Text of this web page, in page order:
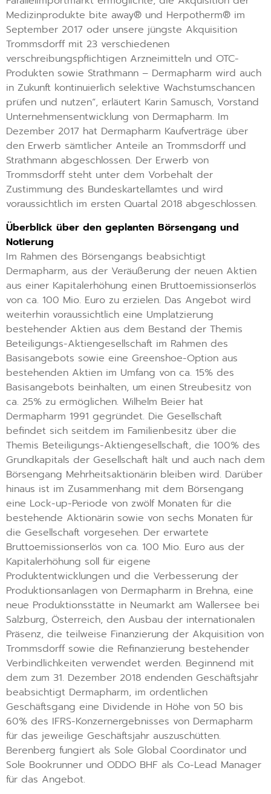
Medizinprodukte bite away® und Herpotherm® im
September 2017 oder unsere jüngste Akquisition
Trommsdorff mit 23 verschiedenen
verschreibungspflichtigen Arzneimitteln und OTC-
Produkten sowie Strathmann – Dermapharm wird auch
in Zukunft kontinuierlich selektive Wachstumschancen
prüfen und nutzen“, erläutert Karin Samusch, Vorstand
Unternehmensentwicklung von Dermapharm. Im
Dezember 2017 hat Dermapharm Kaufverträge über
den Erwerb sämtlicher Anteile an Trommsdorff und
Strathmann abgeschlossen. Der Erwerb von
Trommsdorff steht unter dem Vorbehalt der
Zustimmung des Bundeskartellamtes und wird
voraussichtlich im ersten Quartal 2018 abgeschlossen.
Überblick über den geplanten Börsengang und
Notierung
Im Rahmen des Börsengangs beabsichtigt
Dermapharm, aus der Veräußerung der neuen Aktien
aus einer Kapitalerhöhung einen Bruttoemissionserlös
von ca. 100 Mio. Euro zu erzielen. Das Angebot wird
weiterhin voraussichtlich eine Umplatzierung
bestehender Aktien aus dem Bestand der Themis
Beteiligungs-Aktiengesellschaft im Rahmen des
Basisangebots sowie eine Greenshoe-Option aus
bestehenden Aktien im Umfang von ca. 15% des
Basisangebots beinhalten, um einen Streubesitz von
ca. 25% zu ermöglichen. Wilhelm Beier hat
Dermapharm 1991 gegründet. Die Gesellschaft
befindet sich seitdem im Familienbesitz über die
Themis Beteiligungs-Aktiengesellschaft, die 100% des
Grundkapitals der Gesellschaft hält und auch nach dem
Börsengang Mehrheitsaktionärin bleiben wird. Darüber
hinaus ist im Zusammenhang mit dem Börsengang
eine Lock-up-Periode von zwölf Monaten für die
bestehende Aktionärin sowie von sechs Monaten für
die Gesellschaft vorgesehen. Der erwartete
Bruttoemissionserlös von ca. 100 Mio. Euro aus der
Kapitalerhöhung soll für eigene
Produktentwicklungen und die Verbesserung der
Produktionsanlagen von Dermapharm in Brehna, eine
neue Produktionsstätte in Neumarkt am Wallersee bei
Salzburg, Österreich, den Ausbau der internationalen
Präsenz, die teilweise Finanzierung der Akquisition von
Trommsdorff sowie die Refinanzierung bestehender
Verbindlichkeiten verwendet werden. Beginnend mit
dem zum 31. Dezember 2018 endenden Geschäftsjahr
beabsichtigt Dermapharm, im ordentlichen
Geschäftsgang eine Dividende in Höhe von 50 bis
60% des IFRS-Konzernergebnisses von Dermapharm
für das jeweilige Geschäftsjahr auszuschütten.
Berenberg fungiert als Sole Global Coordinator und
Sole Bookrunner und ODDO BHF als Co-Lead Manager
für das Angebot.